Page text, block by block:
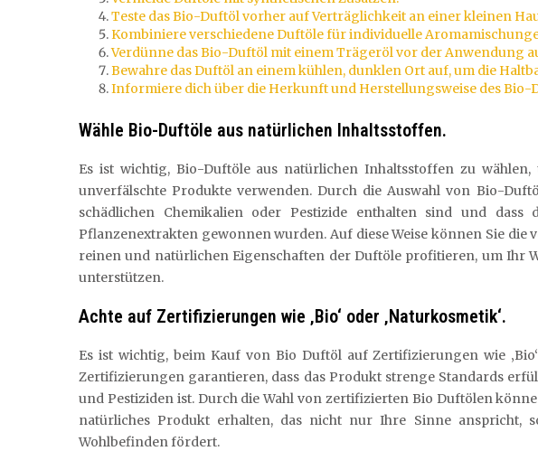
Teste das Bio-Duftöl vorher auf Verträglichkeit an einer kleinen
Kombiniere verschiedene Duftöle für individuelle
Verdünne das Bio-Duftöl mit einem Trägeröl vor der Anwendung
Bewahre das Duftöl an einem kühlen, dunklen Ort auf, um die
Informiere dich über die Herkunft und Herstellungsweise des Bio-
Wähle Bio-Duftöle aus natürlichen Inhaltsstoffen.
Es ist wichtig, Bio-Duftöle aus natürlichen Inhaltsstoffen zu wählen,
unverfälschte Produkte verwenden. Durch die Auswahl von Bio-
schädlichen Chemikalien oder Pestizide enthalten sind und dass
Pflanzenextrakten gewonnen wurden. Auf diese Weise können Sie die
reinen und natürlichen Eigenschaften der Duftöle profitieren, um Ihr
unterstützen.
Achte auf Zertifizierungen wie ‚Bio‘ oder ‚Naturkosmetik‘.
Es ist wichtig, beim Kauf von Bio Duftöl auf Zertifizierungen wie
Zertifizierungen garantieren, dass das Produkt strenge Standards
und Pestiziden ist. Durch die Wahl von zertifizierten Bio Duftölen
natürliches Produkt erhalten, das nicht nur Ihre Sinne anspricht,
Wohlbefinden fördert.